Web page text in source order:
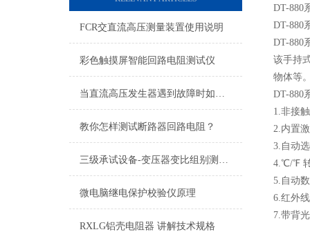
FCR交直流高压测量装置使用说明
彩色触摸屏智能回路电阻测试仪
当直流高压发生器遇到故障时如何进修维护
教你怎样测试断路器回路电阻？
三级承试设备-变压器变比组别测试仪
微电脑继电保护校验仪原理
RXLG铝壳电阻器 讲解技术规格
DT-880
DT-880
DT-880
该手持
物体等
DT-880
1.非接
2.内置
3.自动
4.℃/℉
5.自动
6.红外
7.带背